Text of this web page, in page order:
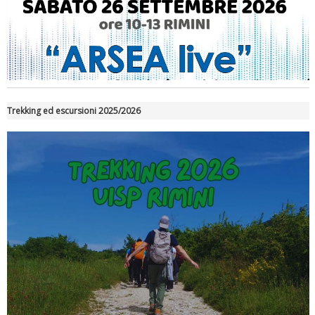
Luglio 2026: "Pensando con i piedi, si possono fare le
rivoluzioni"
Tiziano Pesce a Radio InBlu2000 traccia il bilancio della stagione
Trekking ed escursioni 2025/2026